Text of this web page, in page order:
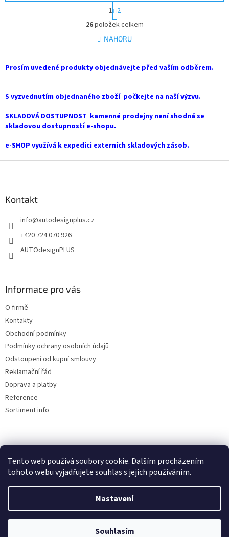
Tento web používá soubory cookie. Dalším procházením
tohoto webu vyjadřujete souhlas s jejich používáním.
Nastavení
Souhlasím
O
v
l
á
a
p
v
k
v
S
t
r
á
n
k
v
í
1 2
26položek celkem
NAHORU
Prosím uvedené produkty objednávejte před vaším odběrem.
S vyzvednutím objednaného zboží počkejte na naší výzvu.
SKLADOVÁ DOSTUPNOST kamenné prodejny není shodná se
skladovou dostupností e-shopu.
e-SHOP využívá k expedici externích skladových zásob.
Kontakt
info@autodesignplus.cz
+420 724 070 926
AUTOdesignPLUS
Informace pro vás
O firmě
Kontakty
Obchodní podmínky
Podmínky ochrany osobních údajů
Odstoupení od kupní smlouvy
Reklamační řád
Doprava a platby
Reference
Sortiment info
Reklamační řád
Vytvořil Shoptet
AUTOdesignPLUS. Všechna práva vyhrazena.